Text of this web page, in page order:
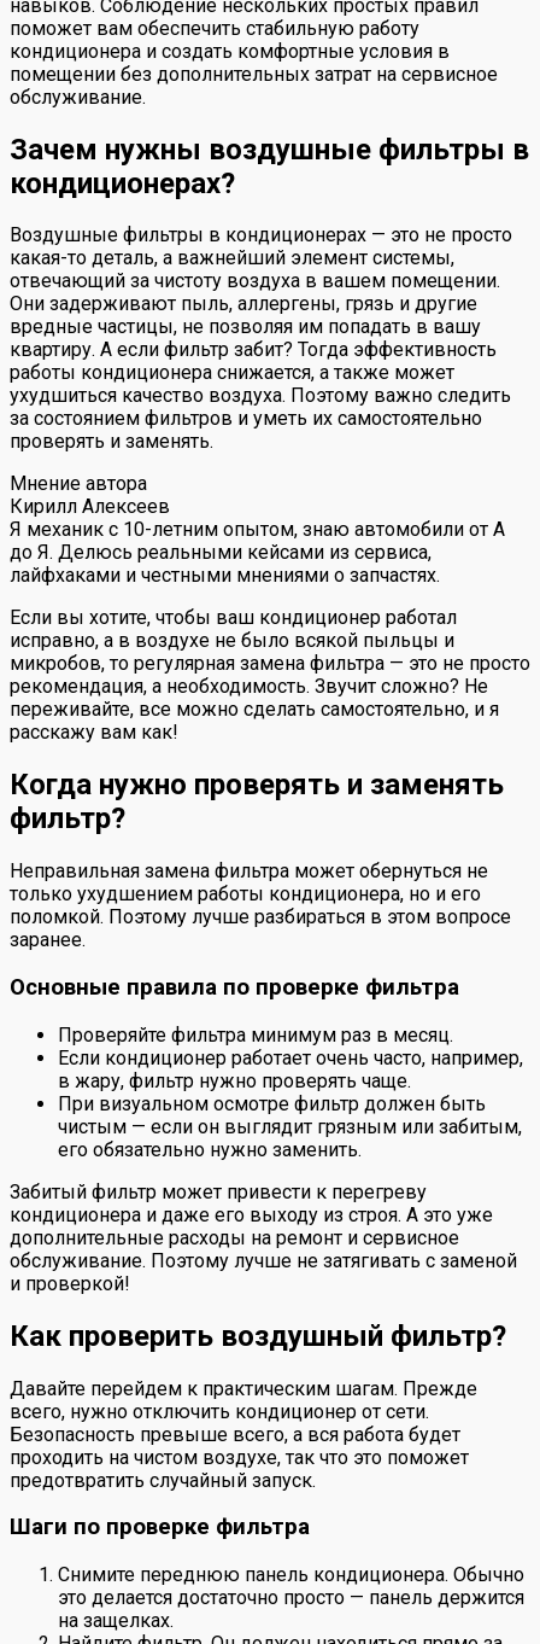
навыков. Соблюдение нескольких простых правил
поможет вам обеспечить стабильную работу
кондиционера и создать комфортные условия в
помещении без дополнительных затрат на сервисное
обслуживание.
Зачем нужны воздушные фильтры в
кондиционерах?
Воздушные фильтры в кондиционерах — это не просто
какая-то деталь, а важнейший элемент системы,
отвечающий за чистоту воздуха в вашем помещении.
Они задерживают пыль, аллергены, грязь и другие
вредные частицы, не позволяя им попадать в вашу
квартиру. А если фильтр забит? Тогда эффективность
работы кондиционера снижается, а также может
ухудшиться качество воздуха. Поэтому важно следить
за состоянием фильтров и уметь их самостоятельно
проверять и заменять.
Мнение автора
Кирилл Алексеев
Я механик с 10-летним опытом, знаю автомобили от А
до Я. Делюсь реальными кейсами из сервиса,
лайфхаками и честными мнениями о запчастях.
Если вы хотите, чтобы ваш кондиционер работал
исправно, а в воздухе не было всякой пыльцы и
микробов, то регулярная замена фильтра — это не просто
рекомендация, а необходимость. Звучит сложно? Не
переживайте, все можно сделать самостоятельно, и я
расскажу вам как!
Когда нужно проверять и заменять
фильтр?
Неправильная замена фильтра может обернуться не
только ухудшением работы кондиционера, но и его
поломкой. Поэтому лучше разбираться в этом вопросе
заранее.
Основные правила по проверке фильтра
Проверяйте фильтра минимум раз в месяц.
Если кондиционер работает очень часто, например,
в жару, фильтр нужно проверять чаще.
При визуальном осмотре фильтр должен быть
чистым — если он выглядит грязным или забитым,
его обязательно нужно заменить.
Забитый фильтр может привести к перегреву
кондиционера и даже его выходу из строя. А это уже
дополнительные расходы на ремонт и сервисное
обслуживание. Поэтому лучше не затягивать с заменой
и проверкой!
Как проверить воздушный фильтр?
Давайте перейдем к практическим шагам. Прежде
всего, нужно отключить кондиционер от сети.
Безопасность превыше всего, а вся работа будет
проходить на чистом воздухе, так что это поможет
предотвратить случайный запуск.
Шаги по проверке фильтра
Снимите переднюю панель кондиционера. Обычно
это делается достаточно просто — панель держится
на защелках.